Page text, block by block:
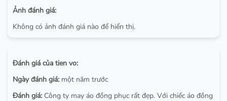
Ảnh đánh giá:
Không có ảnh đánh giá nào để hiển thị.
Đánh giá của tien vo:
Ngày đánh giá: một năm trước
Đánh giá: Công ty may áo đồng phục rất đẹp. Với chiếc áo đồng